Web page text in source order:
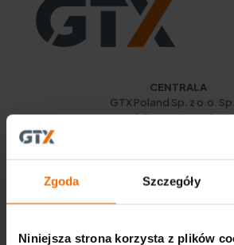
Zgoda Szczegóły
Niniejsza strona korzysta z plików
CENTRALA
GTX Poland Sp. z o.o. Sp.
ul. Pograniczna 2/4